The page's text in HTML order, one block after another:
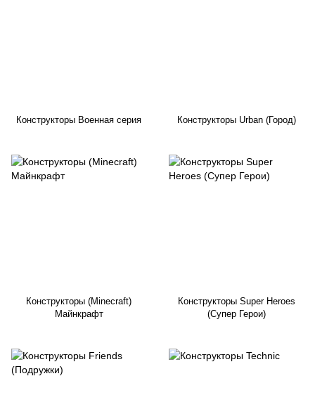
Конструкторы Военная серия Конструкторы Urban (Город)
Конструкторы (Minecraft)
Майнкрафт
Конструкторы Super Heroes
(Cупер Герои)